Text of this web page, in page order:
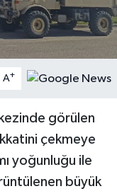
A+
görülen
çekmeye
yoğunluğu ile
büyük